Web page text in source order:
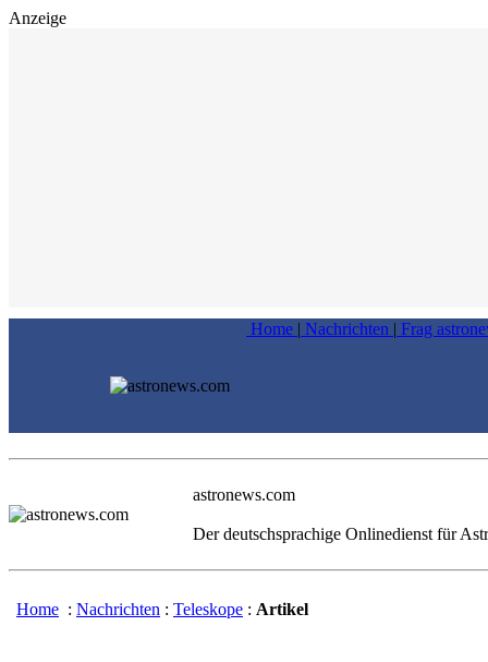
Anzeige
Home | Nachrichten | Frag
astronews.com
Der deutschsprachige Onlinedienst für
Home : Nachrichten : Teleskope : Artikel